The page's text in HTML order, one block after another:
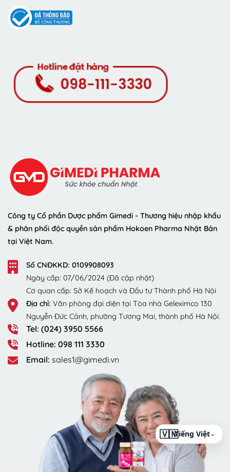
Công ty Cổ phần Dược phẩm Gimedi - Thương hiệu nhập khẩu
& phân phối độc quyền sản phẩm Hokoen Pharma Nhật Bản
tại Việt Nam.
Số CNĐKKD: 0109908093
Ngày cấp: 07/06/2024 (Đã cập nhật)
Cơ quan cấp: Sở Kế hoạch và Đầu tư Thành phố Hà Nội
Địa chỉ: Văn phòng đại diện tại Tòa nhà Geleximco 130
Nguyễn Đức Cảnh, phường Tương Mai, thành phố Hà Nội.
Tel: (024) 3950 5566
Hotline: 098 111 3330
Email: sales1@gimedi.vn
⌄